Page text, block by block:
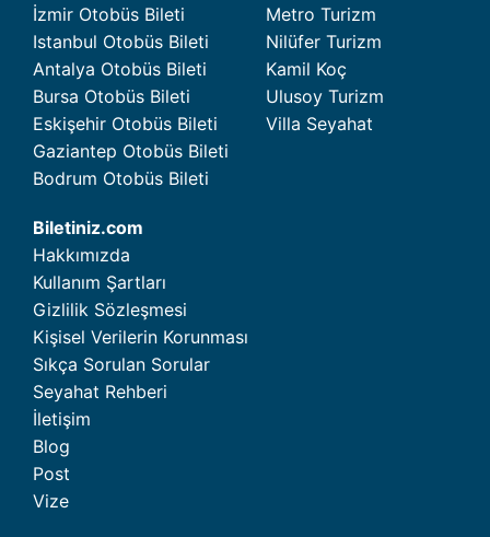
İzmir Otobüs Bileti
Istanbul Otobüs Bileti
Antalya Otobüs Bileti
Bursa Otobüs Bileti
Eskişehir Otobüs Bileti
Gaziantep Otobüs Bileti
Bodrum Otobüs Bileti
Metro Turizm
Nilüfer Turizm
Kamil Koç
Ulusoy Turizm
Villa Seyahat
Biletiniz.com
Hakkımızda
Kullanım Şartları
Gizlilik Sözleşmesi
Kişisel Verilerin Korunması
Sıkça Sorulan Sorular
Seyahat Rehberi
İletişim
Blog
Post
Vize